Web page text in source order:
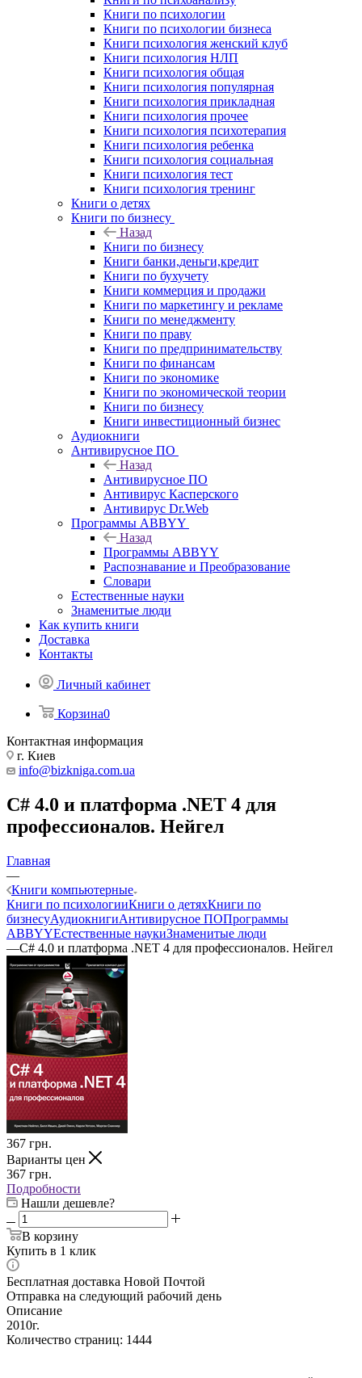
Книги по психологии
Книги по психологии бизнеса
Книги психология женский клуб
Книги психология НЛП
Книги психология общая
Книги психология популярная
Книги психология прикладная
Книги психология прочее
Книги психология психотерапия
Книги психология ребенка
Книги психология социальная
Книги психология тест
Книги психология тренинг
Книги о детях
Книги по бизнесу
Назад
Книги по бизнесу
Книги банки,деньги,кредит
Книги по бухучету
Книги коммерция и продажи
Книги по маркетингу и рекламе
Книги по менеджменту
Книги по праву
Книги по предпринимательству
Книги по финансам
Книги по экономике
Книги по экономической теории
Книги по бизнесу
Книги инвестиционный бизнес
Аудиокниги
Антивирусное ПО
Назад
Антивирусное ПО
Антивирус Касперского
Антивирус Dr.Web
Программы ABBYY
Назад
Программы ABBYY
Распознавание и Преобразование
Словари
Естественные науки
Знаменитые люди
Как купить книги
Доставка
Контакты
Личный кабинет
Корзина0
Контактная информация
г. Киев
info@bizkniga.com.ua
C# 4.0 и платформа .NET 4 для
профессионалов. Нейгел
Главная
—
Книги компьютерные
Книги по психологииКниги о детяхКниги по
бизнесуАудиокнигиАнтивирусное ПОПрограммы
ABBYYЕстественные наукиЗнаменитые люди
—C# 4.0 и платформа .NET 4 для профессионалов. Нейгел
367 грн.
Варианты цен
367 грн.
Подробности
Нашли дешевле?
В корзину
Купить в 1 клик
Бесплатная доставка Новой Почтой
Отправка на следующий рабочий день
Описание
2010г.
Количество страниц: 1444